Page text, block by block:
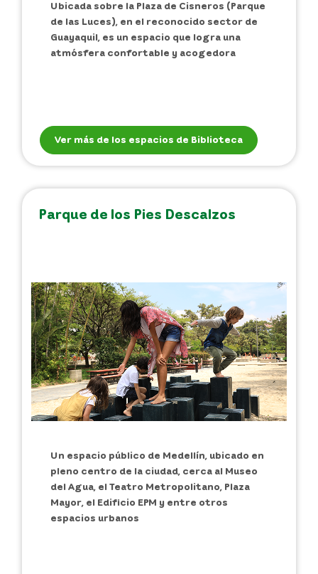
Ubicada sobre la Plaza de Cisneros (Parque
de las Luces), en el reconocido sector de
Guayaquil, es un espacio que logra una
atmósfera confortable y acogedora
Ver más de los espacios de Biblioteca
Parque de los Pies Descalzos
Un espacio público de Medellín, ubicado en
pleno centro de la ciudad, cerca al Museo
del Agua, el Teatro Metropolitano, Plaza
Mayor, el Edificio EPM y entre otros
espacios urbanos